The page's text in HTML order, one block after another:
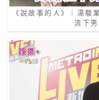
《說故事的人》｜湯駿
流下